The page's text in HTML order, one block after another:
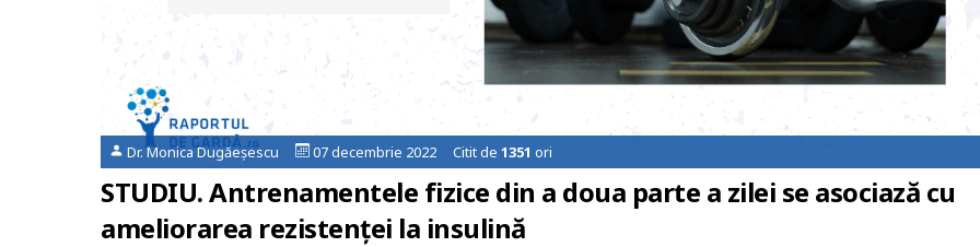
Dr. Monica Dugăeșescu 07 decembrie 2022 Citit de 1351 ori
STUDIU. Antrenamentele fizice din a doua parte a zilei se asociază cu
ameliorarea rezistenţei la insulină